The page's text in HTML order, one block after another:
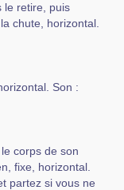
le retire, puis
chute, horizontal.
Son :
corps de son
fixe, horizontal.
partez si vous ne